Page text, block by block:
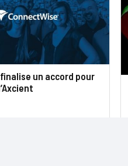
un accord pour